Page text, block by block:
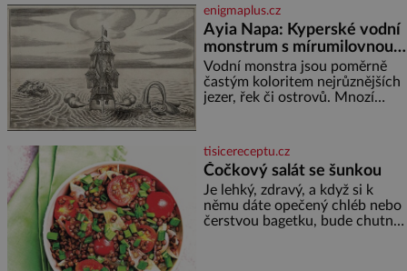
enigmaplus.cz
Ayia Napa: Kyperské vodní
monstrum s mírumilovnou
povahou
Vodní monstra jsou poměrně
častým koloritem nejrůznějších
jezer, řek či ostrovů. Mnozí
přitáhnout k němu pozornost
záhadám nakloněných turi
tisicereceptu.cz
Čočkový salát se šunkou
Je lehký, zdravý, a když si k
němu dáte opečený chléb nebo
čerstvou bagetku, bude chutnat